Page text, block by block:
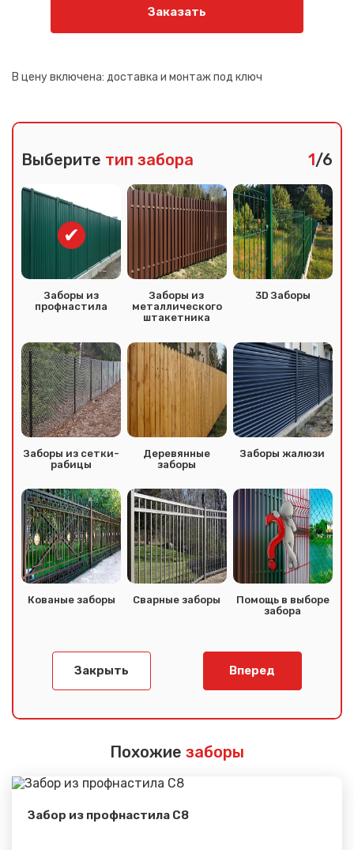
Заказать
В цену включена: доставка и монтаж под ключ
Выберите тип забора 1/6
Заборы из
профнастила
Заборы из
металлического
штакетника
3D Заборы
Заборы из сетки-
рабицы
Деревянные
заборы
Заборы жалюзи
Кованые заборы Сварные заборы
Помощь в выборе
забора
Закрыть Вперед
Похожие заборы
Забор из профнастила С8